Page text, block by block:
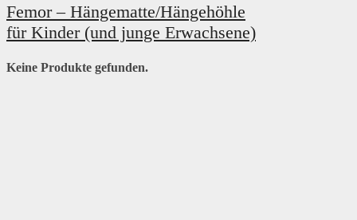
Femor – Hängematte/Hängehöhle
für Kinder (und junge Erwachsene)
Keine Produkte gefunden.